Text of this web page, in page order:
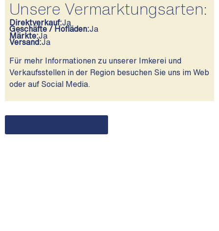
Unsere Vermarktungsarten:
Direktverkauf:Ja
Geschäfte / Hofläden:Ja
Märkte:Ja
Versand:Ja
Für mehr Informationen zu unserer Imkerei und
Verkaufsstellen in der Region besuchen Sie uns im Web
oder auf Social Media.